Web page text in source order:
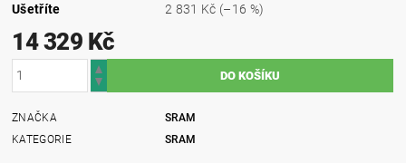
Ušetříte
2 831 Kč (–16 %)
14 329 Kč
ZNAČKA
SRAM
KATEGORIE
SRAM